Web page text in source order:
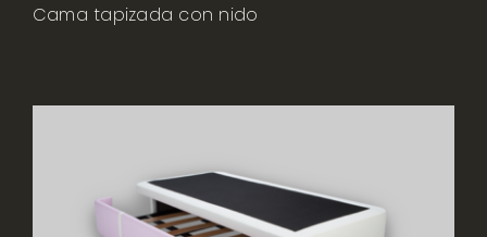
Cama tapizada con nido